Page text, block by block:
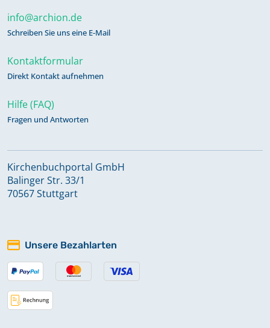
info@archion.de
Schreiben Sie uns eine E-Mail
Kontaktformular
Direkt Kontakt aufnehmen
Hilfe (FAQ)
Fragen und Antworten
Kirchenbuchportal GmbH
Balinger Str. 33/1
70567 Stuttgart
Unsere Bezahlarten